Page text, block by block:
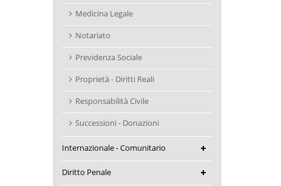
Medicina Legale
Notariato
Previdenza Sociale
Proprietà - Diritti Reali
Responsabilità Civile
Successioni - Donazioni
Internazionale - Comunitario
Diritto Penale